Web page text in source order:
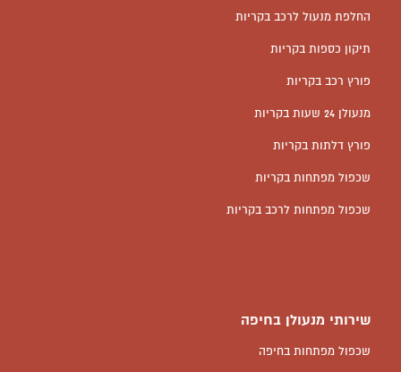
החלפת מנעול לרכב בקריות
תיקון כספות בקריות
פורץ רכב בקריות
מנעולן 24 שעות בקריות
פורץ דלתות בקריות
שכפול מפתחות בקריות
שכפול מפתחות לרכב בקריות
שירותי מנעולן בחיפה
שכפול מפתחות בחיפה